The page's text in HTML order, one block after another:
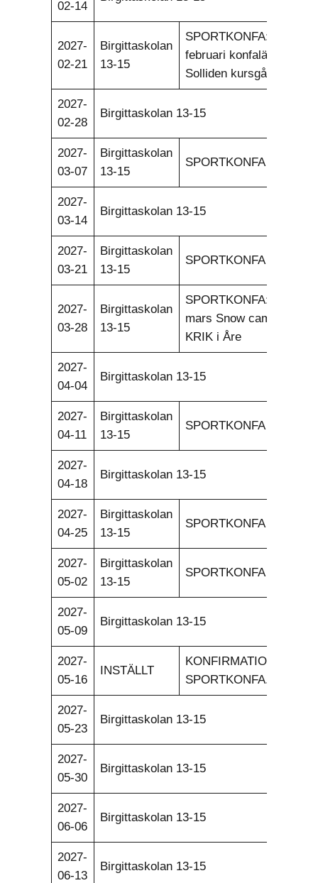
02-14
2027-
02-21
Birgittaskolan
13-15
SPORTKONFA: 21-24
februari konfaläger på
Solliden kursgård
2027-
02-28
Birgittaskolan 13-15
2027-
03-07
Birgittaskolan
13-15
SPORTKONFA
2027-
03-14
Birgittaskolan 13-15
2027-
03-21
Birgittaskolan
13-15
SPORTKONFA
2027-
03-28
Birgittaskolan
13-15
SPORTKONFA: 25-29
mars Snow camp med
KRIK i Åre
2027-
04-04
Birgittaskolan 13-15
2027-
04-11
Birgittaskolan
13-15
SPORTKONFA
2027-
04-18
Birgittaskolan 13-15
2027-
04-25
Birgittaskolan
13-15
SPORTKONFA
2027-
05-02
Birgittaskolan
13-15
SPORTKONFA
2027-
05-09
Birgittaskolan 13-15
2027-
05-16
INSTÄLLT
KONFIRMATION
SPORTKONFA.
2027-
05-23
Birgittaskolan 13-15
2027-
05-30
Birgittaskolan 13-15
2027-
06-06
Birgittaskolan 13-15
2027-
06-13
Birgittaskolan 13-15